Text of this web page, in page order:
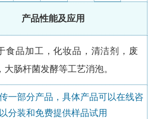
产品性能及应用
食品加工，化妆品，清洁剂，废
大肠杆菌发酵等工艺消泡。
一部分产品，具体产品可以在线咨
分装和免费提供样品试用